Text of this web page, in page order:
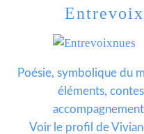
Poésie, symbolique du
éléments,
Voir le profil de